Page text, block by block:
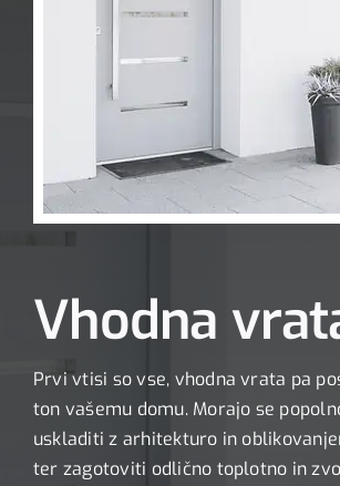
Vhodna
Prvi vtisi so vse, vhodna vrata pa
ton vašemu domu. Morajo se
uskladiti z arhitekturo in
ter zagotoviti odlično toplotno in